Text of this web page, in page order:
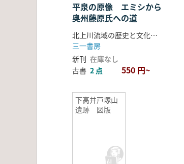
平泉の原像 エミシから
奥州藤原氏への道
北上川流域の歴史と文化を考える会編
三一書房
新刊 在庫なし
古書 2 点 550 円~
下高井戸塚山
遺跡 図版